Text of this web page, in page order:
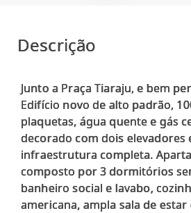
Descrição
Junto a Praça Tiaraju, e bem
Edifício novo de alto padrão,
plaquetas, água quente e gás
decorado com dois elevadores
infraestrutura completa.
composto por 3 dormitórios
banheiro social e lavabo,
americana, ampla sala de estar